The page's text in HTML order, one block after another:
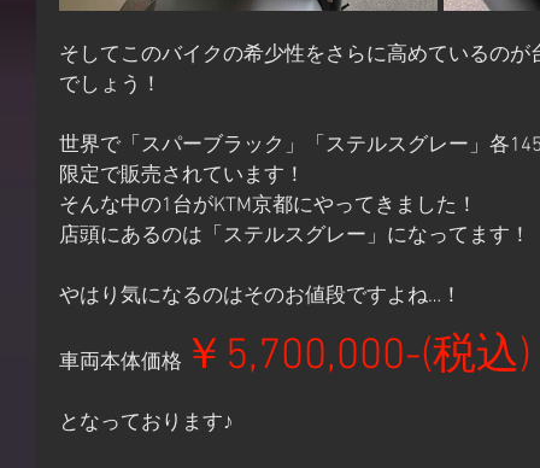
そしてこのバイクの希少性をさらに高めているの
でしょう！
世界で「スパーブラック」「ステルスグレー」各
限定で販売されています！
そんな中の1台がKTM京都にやってきました！
店頭にあるのは「ステルスグレー」になってます！
やはり気になるのはそのお値段ですよね…！
車両本体価格 ￥5,700,000-(税込)
となっております♪